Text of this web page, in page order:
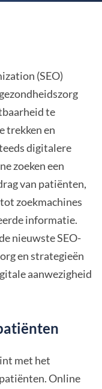
(SEO)
te
trekken en
digitalere
zoeken een
van patiënten,
zoekmachines
informatie.
nieuwste SEO-
en strategieën
aanwezigheid
met het
Online